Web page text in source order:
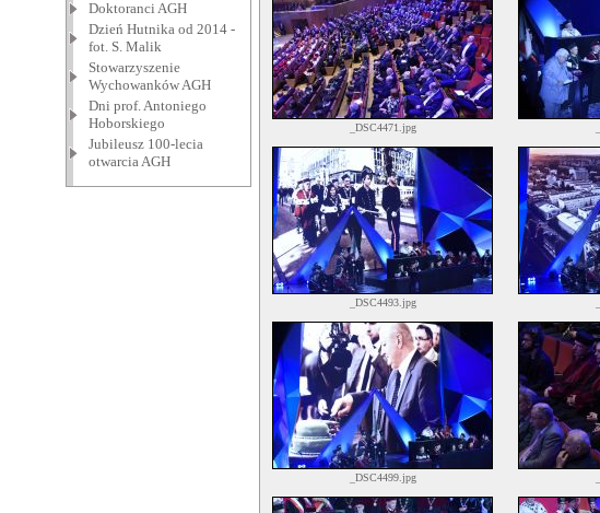
Doktoranci AGH
Dzień Hutnika od 2014 -
fot. S. Malik
Stowarzyszenie
Wychowanków AGH
Dni prof. Antoniego
Hoborskiego
Jubileusz 100-lecia
otwarcia AGH
_DSC4471.jpg
_DSC4493.jpg
_DSC4499.jpg